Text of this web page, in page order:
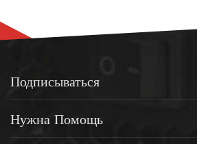
Подписываться
Нужна Помощь